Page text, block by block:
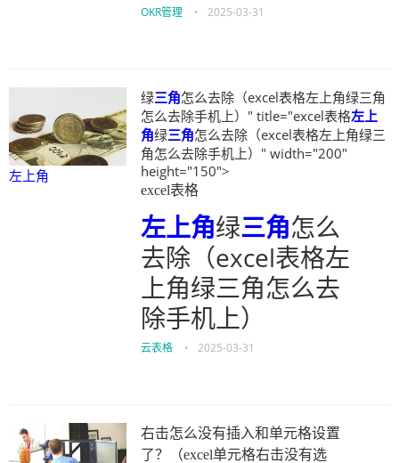
OKR管理 • 2025-03-31
左上角
绿三角怎么去除（excel表格左上角绿三角
怎么去除手机上）" title="excel表格左上
角绿三角怎么去除（excel表格左上角绿三
角怎么去除手机上）" width="200"
height="150">
excel表格
左上角绿三角怎么
去除（excel表格左
上角绿三角怎么去
除手机上）
云表格 • 2025-03-31
右击怎么没有插入和单元格设置
了？（excel单元格右击没有选